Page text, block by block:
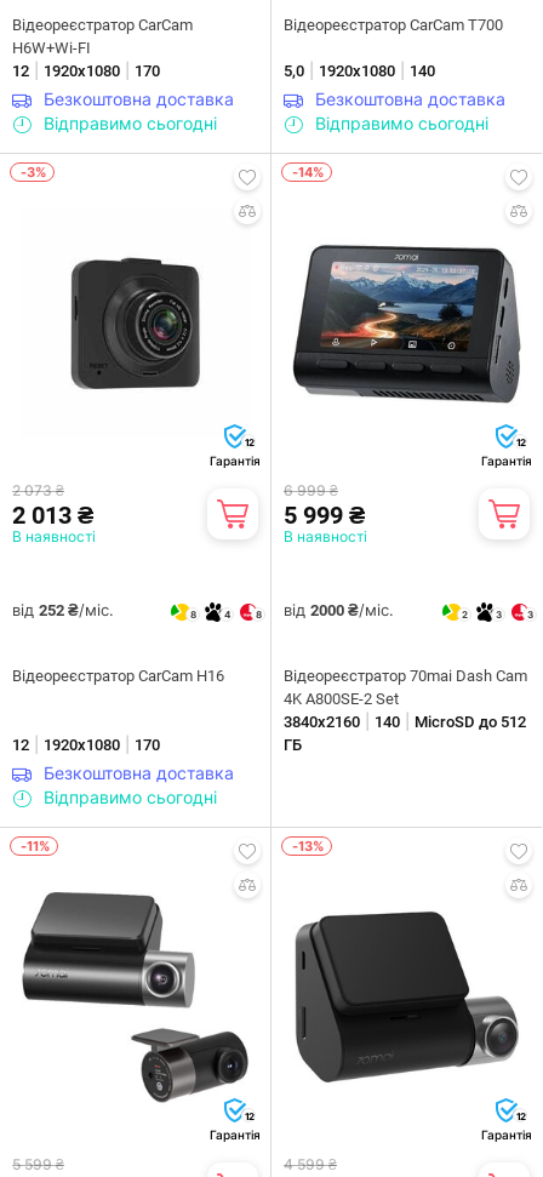
Відеореєстратор CarCam
H6W+Wi-FI
12
1920x1080 170
Безкоштовна доставка
Відправимо сьогодні
Відеореєстратор CarCam T700
5,0 1920x1080 140
Безкоштовна доставка
Відправимо сьогодні
-3%
12
Гарантія
2 073 ₴
2 013 ₴
В наявності
від 252 ₴/міс. 8 4 8
Відеореєстратор CarCam H16
12 1920x1080 170
Безкоштовна доставка
Відправимо сьогодні
-14%
12
Гарантія
6 999 ₴
5 999 ₴
В наявності
від 2000 ₴/міс. 2 3 3
Відеореєстратор 70mai Dash Cam
4K A800SE-2 Set
3840х2160
140
MicroSD до 512
ГБ
-11%
12
Гарантія
5 599 ₴
-13%
12
Гарантія
4 599 ₴